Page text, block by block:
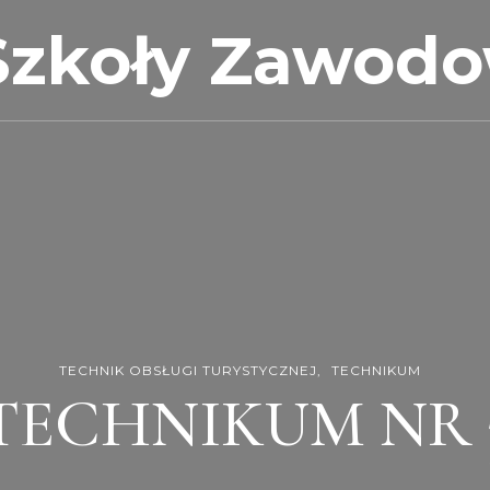
TECHNIK OBSŁUGI TURYSTYCZNEJ TECHNIKUM
NR